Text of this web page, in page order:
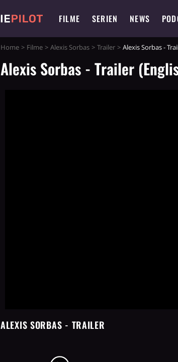
FILME SERIEN NEWS
Home Filme Alexis Sorbas Trailer Alexis Sorbas -
Alexis Sorbas - Trailer
ALEXIS SORBAS - TRAILER